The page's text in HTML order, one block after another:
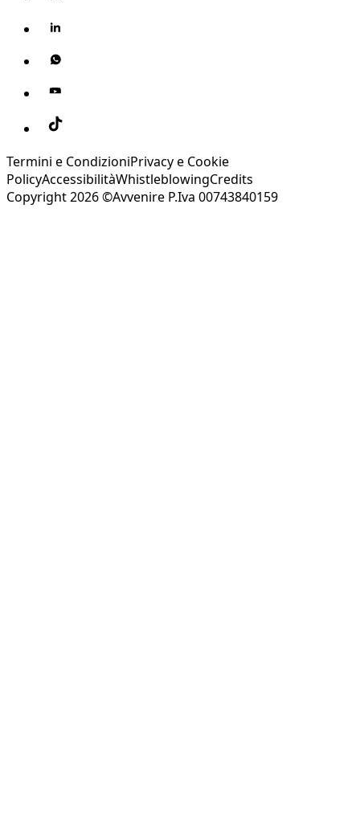
Termini e CondizioniPrivacy e Cookie
PolicyAccessibilitàWhistleblowingCredits
Copyright 2026 ©Avvenire P.Iva 00743840159